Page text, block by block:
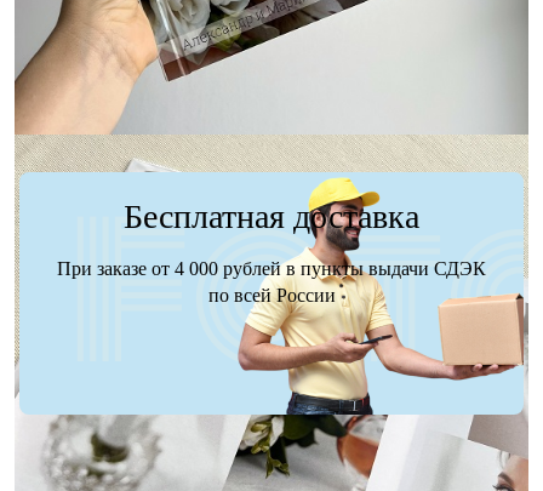
Заказать Заказать
Бесплатная доставка
При заказе от 4 000 рублей в пункты выдачи СДЭК
по всей России